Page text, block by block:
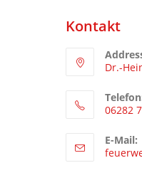
Kontakt
Dr.-
06282
E-Mail: